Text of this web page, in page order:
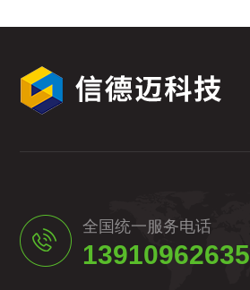
全国统一服务电话
13910962635